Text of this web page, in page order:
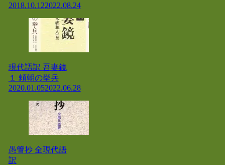
2018.10.122022.08.24
現代語訳 吾妻鏡
１ 頼朝の挙兵
2020.01.052022.06.28
愚管抄 全現代語
訳